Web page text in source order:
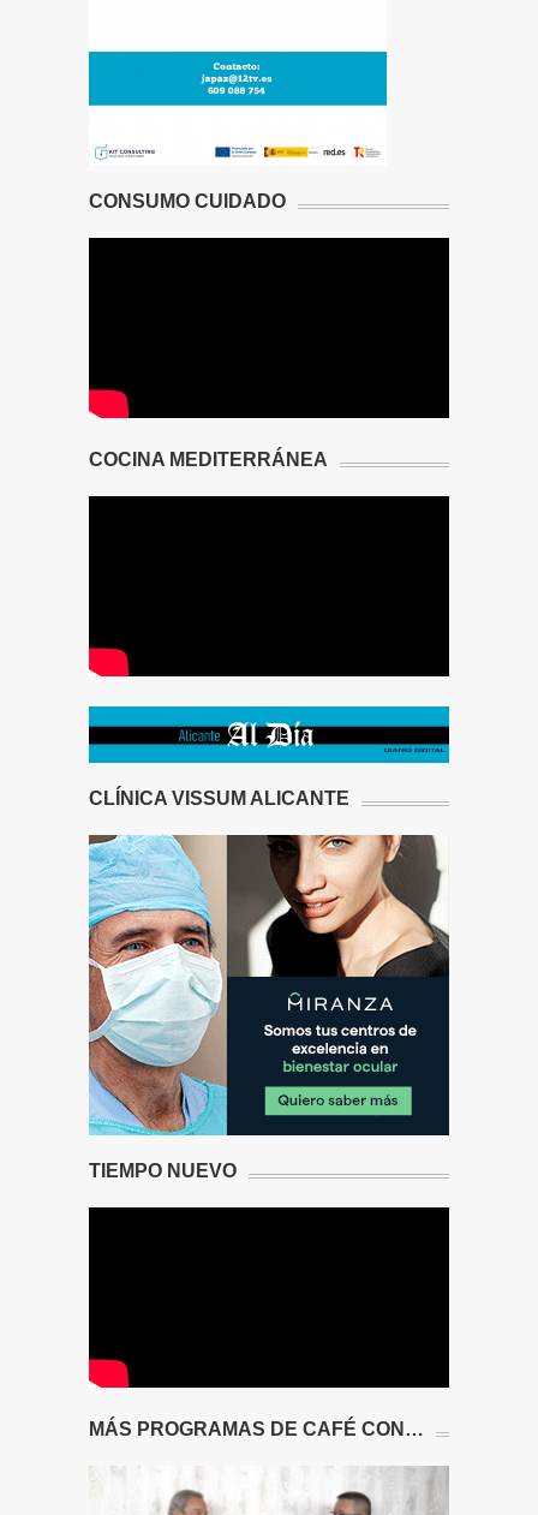
CONSUMO CUIDADO
COCINA MEDITERRÁNEA
CLÍNICA VISSUM ALICANTE
TIEMPO NUEVO
MÁS PROGRAMAS DE CAFÉ CON…